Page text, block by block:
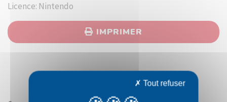
Licence: Nintendo
IMPRIMER
Tout refuser